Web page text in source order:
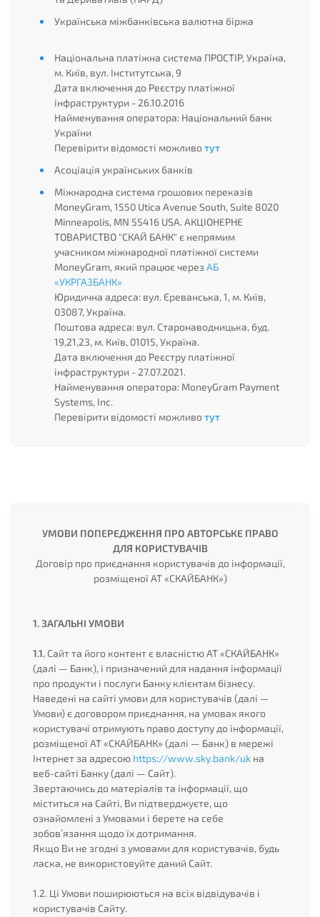
Українська міжбанківська валютна біржа
Національна платіжна система ПРОСТІР, Україна,
м. Київ, вул. Інститутська, 9
Дата включення до Реєстру платіжної
інфраструктури - 26.10.2016
Найменування оператора: Національний банк
України
Перевірити відомості можливотут
Асоціація українських банків
Міжнародна система грошових переказів
MoneyGram, 1550 Utica Avenue South, Suite 8020
Minneapolis, MN 55416 USA. АКЦІОНЕРНЕ
ТОВАРИСТВО "СКАЙ БАНК" є непрямим
учасником міжнародної платіжної системи
MoneyGram, який працює черезАБ
«УКРГАЗБАНК»
Юридична адреса: вул. Єреванська, 1, м. Київ,
03087, Україна.
Поштова адреса: вул. Старонаводницька, буд.
19,21,23, м. Київ, 01015, Україна.
Дата включення до Реєстру платіжної
інфраструктури - 27.07.2021.
Найменування оператора: MoneyGrаm Payment
Systems, Inc.
Перевірити відомості можливотут
УМОВИ ПОПЕРЕДЖЕННЯ ПРО АВТОРСЬКЕ ПРАВО
ДЛЯ КОРИСТУВАЧІВ
Договір про приєднання користувачів до інформації,
розміщеної АТ «СКАЙБАНК»)
1. ЗАГАЛЬНІ УМОВИ
1.1. Сайт та його контент є власністю АТ «СКАЙБАНК»
(далі — Банк), і призначений для надання інформації
про продукти і послуги Банку клієнтам бізнесу.
Наведені на сайті умови для користувачів (далі —
Умови) є договором приєднання, на умовах якого
користувачі отримують право доступу до інформації,
розміщеної АТ «СКАЙБАНК» (далі — Банк) в мережі
Інтернет за адресою https://www.sky.bank/uk на
веб-сайті Банку (далі — Сайт).
Звертаючись до матеріалів та інформації, що
міститься на Сайті, Ви підтверджуєте, що
ознайомлені з Умовами і берете на себе
зобов’язання щодо їх дотримання.
Якщо Ви не згодні з умовами для користувачів, будь
ласка, не використовуйте даний Сайт.
1.2. Ці Умови поширюються на всіх відвідувачів і
користувачів Сайту.